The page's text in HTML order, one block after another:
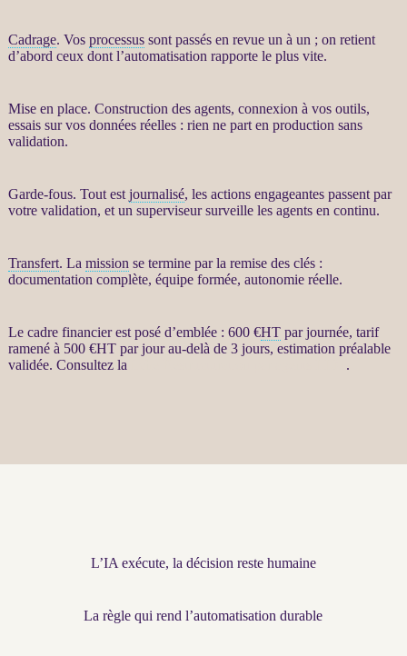
Cadrage. Vos processussont passés en revue un à un ; on retient
d’abord ceux dont l’automatisation rapporte le plus vite.
Mise en place. Construction des agents, connexion à vos outils,
essais sur vos donnéesréelles : rien ne part en production sans
validation.
Garde-fous. Tout est journalisé, les actions engageantes passent par
votre validation, et un superviseur surveille les agentsen continu.
Transfert. La mission se termine par la remise des clés :
documentation complète, équipe formée, autonomie réelle.
Le cadre financier est posé d’emblée : 600 €HTpar journée, tarif
ramené à 500 €HTpar jour au-delà de 3 jours, estimation préalable
validée. Consultez la
.
L’IA exécute, la décision reste humaine
La règle qui rend l’automatisation durable